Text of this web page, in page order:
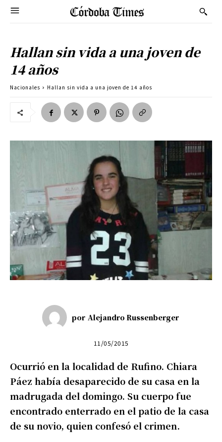
Hallan sin vida a una joven de
14 años
Nacionales Hallan sin vida a una joven de 14 años
por Alejandro Russenberger
11/05/2015
Ocurrió en la localidad de Rufino. Chiara
Páez había desaparecido de su casa en la
madrugada del domingo. Su cuerpo fue
encontrado enterrado en el patio de la casa
de su novio, quien confesó el crimen.